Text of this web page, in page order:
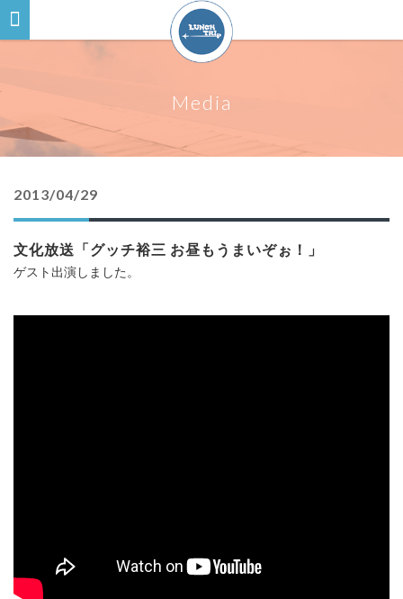
Media
2013/04/29
文化放送「グッチ裕三 お昼もうまいぞぉ！」
ゲスト出演しました。